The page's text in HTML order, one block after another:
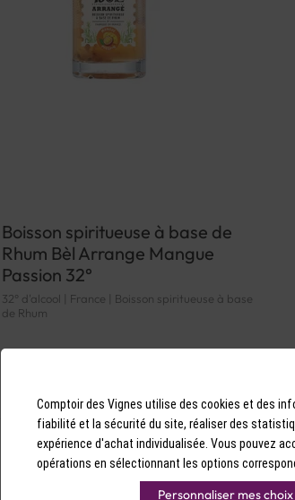
Boisson spiritueuse à base de
Rhum Bèl Arrange Mangue
Passion 32°
32° d'alcool | France | Boisson spiritueuse à base
de Rhum
29,50 €
Comptoir des Vignes utilise des cookies et des
fiabilité et la sécurité du site, réaliser des
expérience d'achat individualisée. Vous pouvez
opérations en sélectionnant les options
Personnaliser mes choix